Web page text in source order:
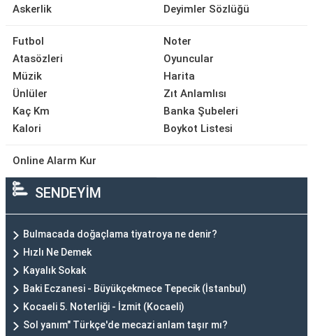
Askerlik
Deyimler Sözlüğü
Futbol
Atasözleri
Müzik
Ünlüler
Kaç Km
Kalori
Noter
Oyuncular
Harita
Zıt Anlamlısı
Banka Şubeleri
Boykot Listesi
Online Alarm Kur
SENDEYİM
Bulmacada doğaçlama tiyatroya ne denir?
Hızlı Ne Demek
Kayalık Sokak
Baki Eczanesi - Büyükçekmece Tepecik (İstanbul)
Kocaeli 5. Noterliği - İzmit (Kocaeli)
Sol yanım" Türkçe'de mecazi anlam taşır mı?